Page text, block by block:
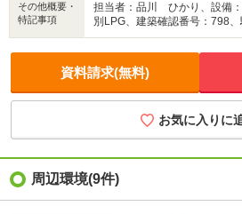
その他概要・
特記事項
担当者：品川 ひかり、設備
別LPG、建築確認番号：798
資料請求(無料)
お気に入りに
周辺環境(9件)